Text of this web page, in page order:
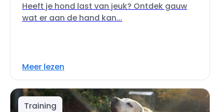
Heeft je hond last van jeuk? Ontdek gauw
wat er aan de hand kan...
Meer lezen
Training